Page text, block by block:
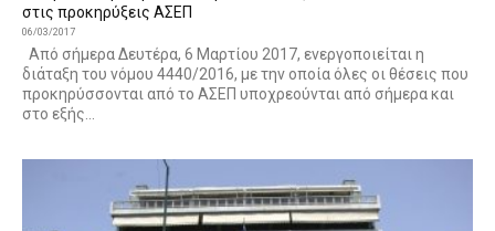
στις προκηρύξεις ΑΣΕΠ
06/03/2017
Από σήμερα Δευτέρα, 6 Μαρτίου 2017, ενεργοποιείται η
διάταξη του νόμου 4440/2016, με την οποία όλες οι θέσεις που
προκηρύσσονται από το ΑΣΕΠ υποχρεούνται από σήμερα και
στο εξής...